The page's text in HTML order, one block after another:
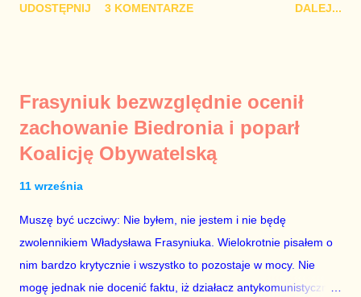
ostatecznie zniszczy niezależność sądów od woli polityków. To
Ziobro. Żenujące są tłumaczenia Dudy, że podpisał ustawy, bo
to jego ustawy. Prawda jest taka, że poprawki partii rządzącej
do tych ustaw były bardziej obszerne niż projekty ustaw
wyłącznie o jego władzę nad sądownictwem kosztem władzy
Zbigniewa Ziobry. W poprzednich ustawach Ziobro miał 100%
władzy nad sądami, a Duda 0%. W nowych ustawach Ziobro
ma 90...
UDOSTĘPNIJ 3 KOMENTARZE DALEJ...
Frasyniuk bezwzględnie ocenił
zachowanie Biedronia i poparł
Koalicję Obywatelską
11 września
Muszę być uczciwy: Nie byłem, nie jestem i nie będę
zwolennikiem Władysława Frasyniuka. Wielokrotnie pisałem o
nim bardzo krytycznie i wszystko to pozostaje w mocy. Nie
mogę jednak nie docenić faktu, iż działacz antykomunistycznej